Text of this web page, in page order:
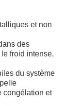
et non
des
froid intense,
du système
congélation et